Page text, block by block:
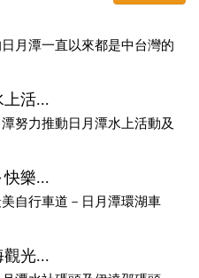
月潭一直以來都是中台灣的
上活...
努力推動日月潭水上活動及
快樂...
自行車道－日月潭環湖車
觀光...